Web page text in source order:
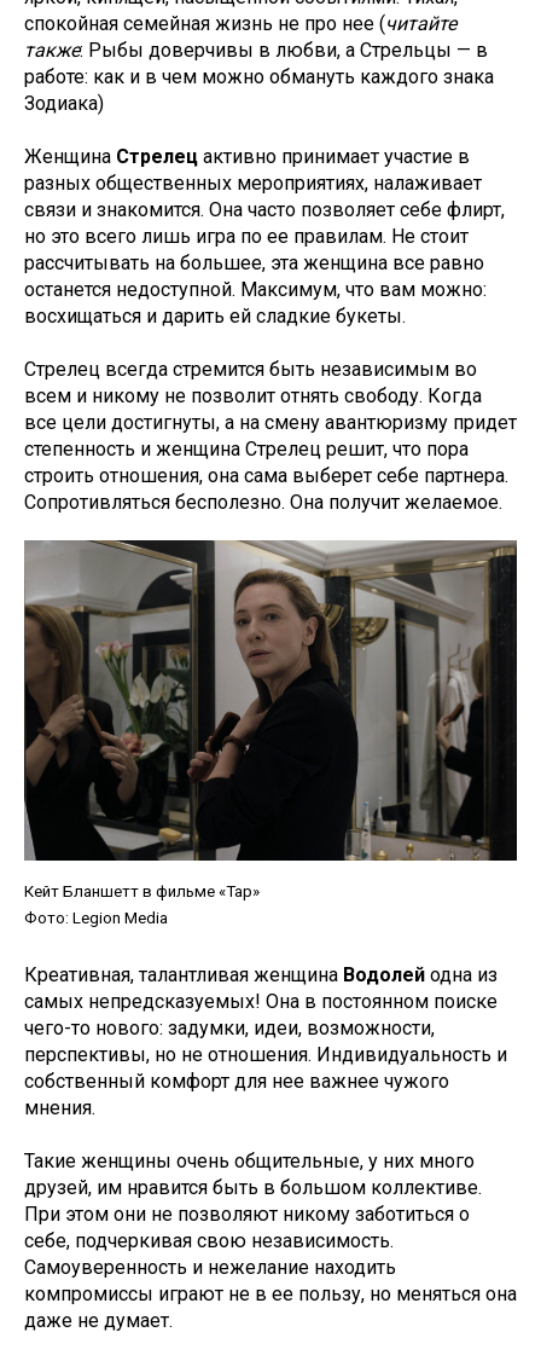
спокойная семейная жизнь не про нее (читайте
также: Рыбы доверчивы в любви, а Стрельцы — в
работе: как и в чем можно обмануть каждого знака
Зодиака)
Женщина Стрелец активно принимает участие в
разных общественных мероприятиях, налаживает
связи и знакомится. Она часто позволяет себе флирт,
но это всего лишь игра по ее правилам. Не стоит
рассчитывать на большее, эта женщина все равно
останется недоступной. Максимум, что вам можно:
восхищаться и дарить ей сладкие букеты.
Стрелец всегда стремится быть независимым во
всем и никому не позволит отнять свободу. Когда
все цели достигнуты, а на смену авантюризму придет
степенность и женщина Стрелец решит, что пора
строить отношения, она сама выберет себе партнера.
Сопротивляться бесполезно. Она получит желаемое.
Кейт Бланшетт в фильме «Тар»
Фото: Legion Media
Креативная, талантливая женщина Водолей одна из
самых непредсказуемых! Она в постоянном поиске
чего-то нового: задумки, идеи, возможности,
перспективы, но не отношения. Индивидуальность и
собственный комфорт для нее важнее чужого
мнения.
Такие женщины очень общительные, у них много
друзей, им нравится быть в большом коллективе.
При этом они не позволяют никому заботиться о
себе, подчеркивая свою независимость.
Самоуверенность и нежелание находить
компромиссы играют не в ее пользу, но меняться она
даже не думает.